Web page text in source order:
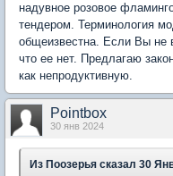
надувное розовое
тендером. Терминология
общеизвестна. Если Вы не
что ее нет. Предлагаю
как непродуктивную.
Pointbox
30 янв 2024
Из Поозерья сказал 30